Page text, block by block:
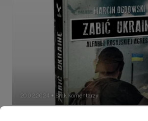
20.02.2024 ● Brak komentarzy